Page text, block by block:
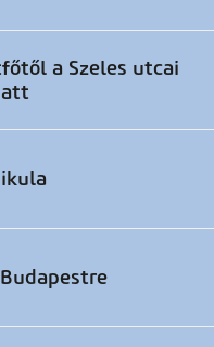
a Szeles utcai